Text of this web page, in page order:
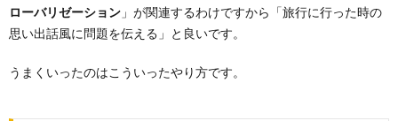
ローバリゼーション 」が関連するわけですから「旅行に行った時の
思い出話風に問題を伝える」と良いです。
うまくいったのはこういったやり方です。